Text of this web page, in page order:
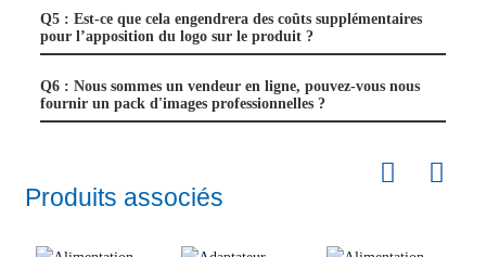
Q5 : Est-ce que cela engendrera des coûts supplémentaires
pour l’apposition du logo sur le produit ?
Q6 : Nous sommes un vendeur en ligne, pouvez-vous nous
fournir un pack d'images professionnelles ?
Produits associés